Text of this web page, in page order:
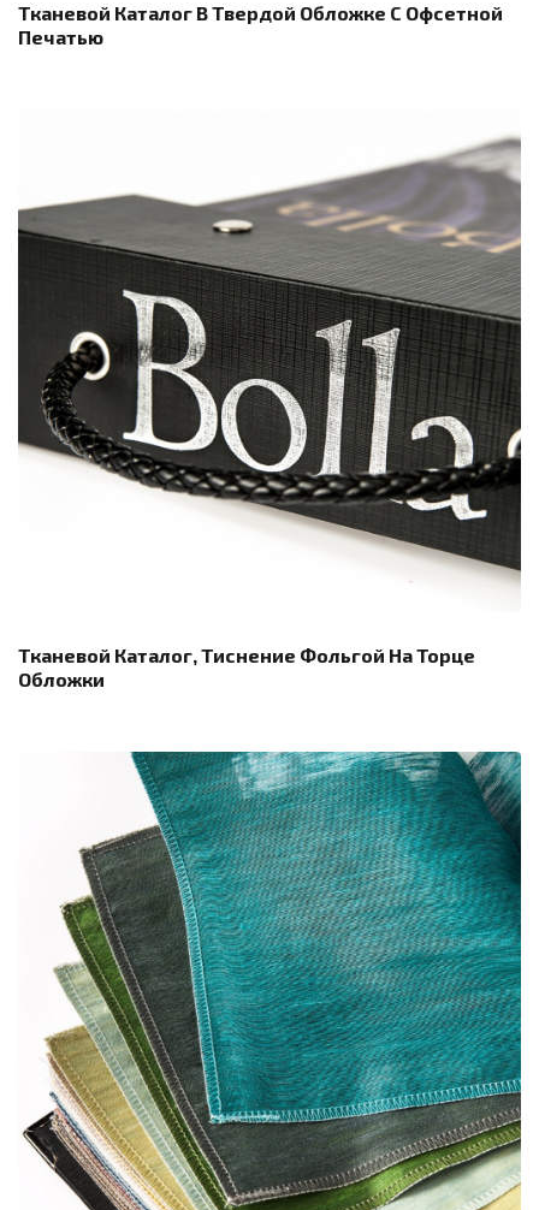
Тканевой Каталог В Твердой Обложке С Офсетной
Печатью
Тканевой Каталог, Тиснение Фольгой На Торце
Обложки